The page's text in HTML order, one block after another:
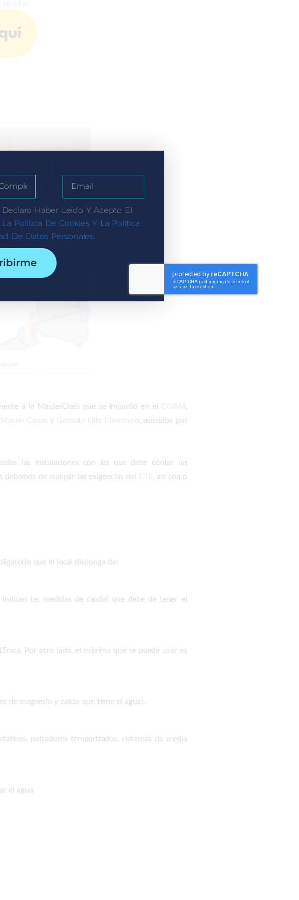
a la MasterClass que se impartió en el COAM,
Canes y Gonzalo Lillo Menchero, asistidos por
las instalaciones con las que debe contar un
debemos de cumplir las exigencias del CTE, así como
que el local disponga de:
las medidas de caudal que debe de tener el
Por otro lado, el máximo que se puede usar es
de magnesio y calcio que tiene el agua).
pulsadores temporizados, cisternas de media
el agua.
Haber Leído Y Acepto El
La Política De Cookies Y La Política
De Datos Personales.